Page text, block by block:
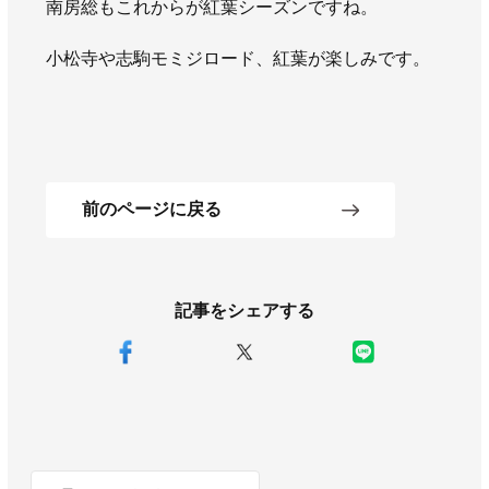
記事をシェアする
南房総もこれからが紅葉シーズンですね。
小松寺や志駒モミジロード、紅葉が楽しみです。
前のページに戻る